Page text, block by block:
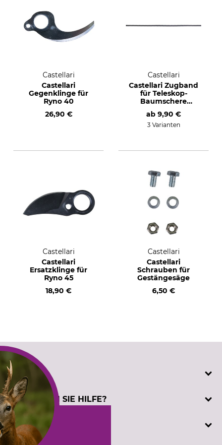
Castellari
Castellari
Gegenklinge für
Ryno 40
26,90 €
Castellari
Castellari Zugband
für Teleskop-
Baumschere
Tucano X
ab 9,90 €
3 Varianten
Castellari
Castellari
Ersatzklinge für
Ryno 45
18,90 €
Castellari
Castellari
Schrauben für
Gestängesäge
6,50 €
SERVICE
Katalogbestellung
Kontakt
Kundenregistrierung
Prüfzeichen
Sachkundenachweis
BENÖTIGEN SIE HILFE?
Telefonische Unterstützung und Beratung unter:
+49 (0) 5194 / 970 0
INFORMATIONEN